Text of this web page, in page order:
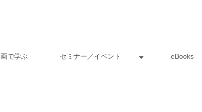
で学ぶ セミナー／イベント eBooks